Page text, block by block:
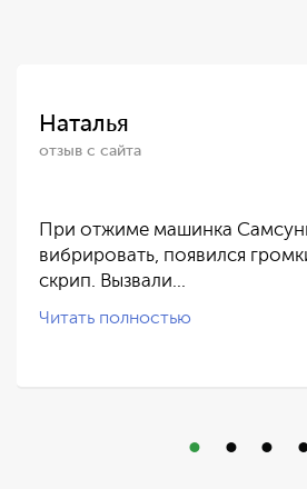
Наталья
отзыв с сайта
При отжиме машинка
вибрировать, появился
скрип. Вызвали…
Читать полностью